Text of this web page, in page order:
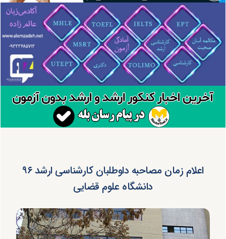
اعلام زمان مصاحبه داوطلبان کارشناسی ارشد ۹۶
دانشگاه علوم قضایی